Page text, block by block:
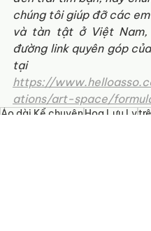
chúng tôi giúp đỡ các
và tàn tật ở Việt Nam,
đường link quyên góp
https://
ations/art-space/
Áo dài Kể chuyện Hoa Lưu Ly